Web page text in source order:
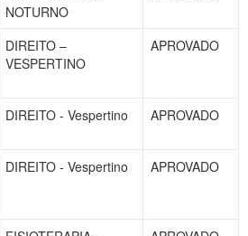
NOTURNO
DIREITO –
VESPERTINO
APROVADO
DIREITO - Vespertino APROVADO
DIREITO - Vespertino APROVADO